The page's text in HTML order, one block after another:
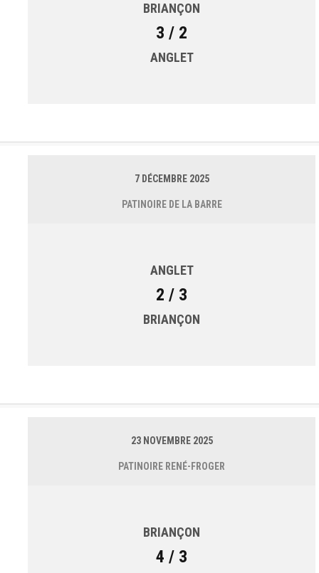
BRIANÇON
3 / 2
ANGLET
7 DÉCEMBRE 2025
PATINOIRE DE LA BARRE
ANGLET
2 / 3
BRIANÇON
23 NOVEMBRE 2025
PATINOIRE RENÉ-FROGER
BRIANÇON
4 / 3